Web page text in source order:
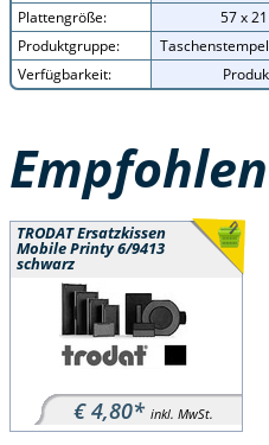
Plattengröße:
57 x
Produktgruppe:
Verfügbarkeit:
TRODAT Ersatzkissen
Mobile Printy 6/9413
schwarz
€ 4,80* inkl. MwSt.